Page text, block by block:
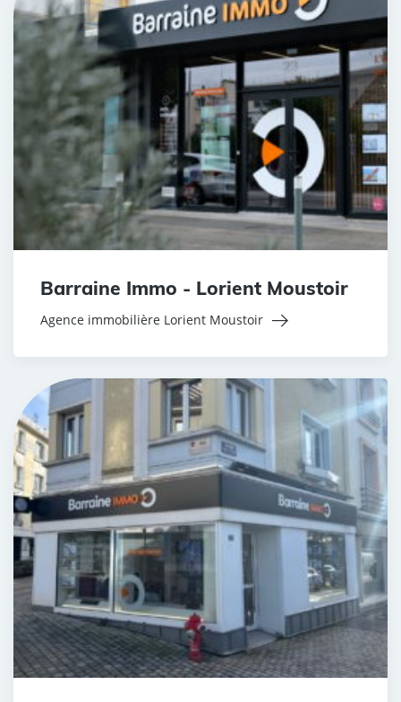
Barraine Immo - Lorient Moustoir
Agence immobilière Lorient Moustoir